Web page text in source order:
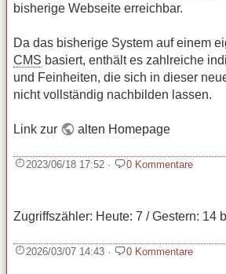
bisherige Webseite erreichbar.
Da das bisherige System auf einem
CMS basiert, enthält es zahlreiche
und Feinheiten, die sich in dieser
nicht vollständig nachbilden lassen.
Link zur alten Homepage
2023/06/18 17:52 · 0 Kommentare
Zugriffszähler: Heute: 7 / Gestern: 14
2026/03/07 14:43 · 0 Kommentare